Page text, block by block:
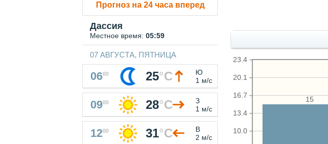
10.0
13.4
16.7
20.1
23.4
15
Прогноз на 24 часа вперед
Дассия
Местное время: 05:59
07 АВГУСТА, ПЯТНИЦА
0600 25°C
Ю
1 м/с
0900 28°C
З
1 м/с
1200 31°C
В
2 м/с